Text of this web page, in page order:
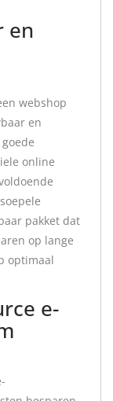
en
webshop
en
online
pakket dat
op lange
optimaal
e-